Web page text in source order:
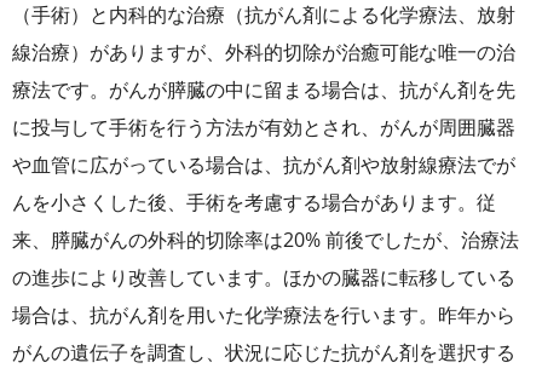
（手術）と内科的な治療（抗がん剤による化学療法、放射
線治療）がありますが、外科的切除が治癒可能な唯一の治
療法です。がんが膵臓の中に留まる場合は、抗がん剤を先
に投与して手術を行う方法が有効とされ、がんが周囲臓器
や血管に広がっている場合は、抗がん剤や放射線療法でが
んを小さくした後、手術を考慮する場合があります。従
来、膵臓がんの外科的切除率は20% 前後でしたが、治療法
の進歩により改善しています。ほかの臓器に転移している
場合は、抗がん剤を用いた化学療法を行います。昨年から
がんの遺伝子を調査し、状況に応じた抗がん剤を選択する